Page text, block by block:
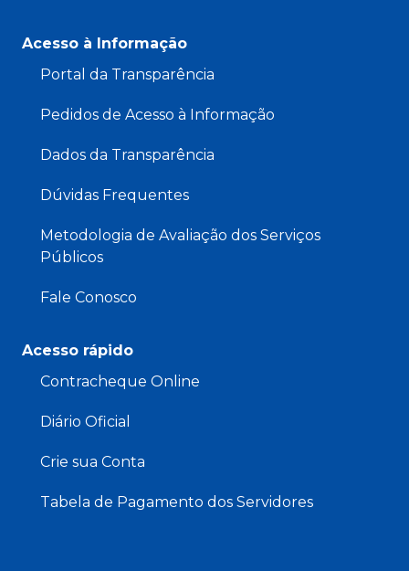
Acesso à Informação
Portal da Transparência
Pedidos de Acesso à Informação
Dados da Transparência
Dúvidas Frequentes
Metodologia de Avaliação dos Serviços
Públicos
Fale Conosco
Acesso rápido
Contracheque Online
Diário Oficial
Crie sua Conta
Tabela de Pagamento dos Servidores